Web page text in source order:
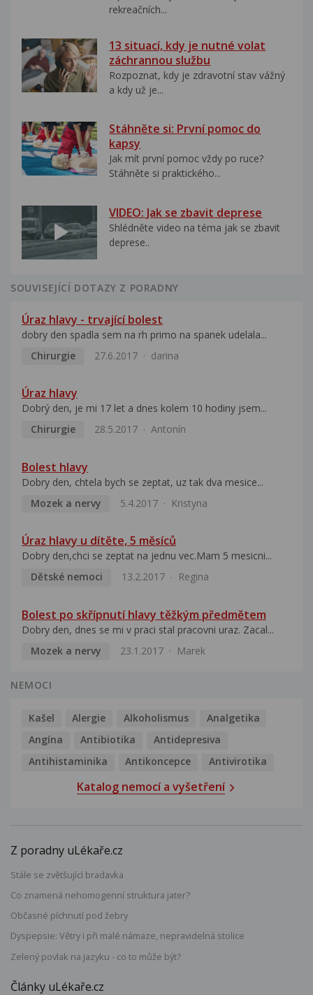
rekreačních...
13 situací, kdy je nutné volat
záchrannou službu
Rozpoznat, kdy je zdravotní stav vážný
a kdy už je...
Stáhněte si: První pomoc do
kapsy
Jak mít první pomoc vždy po ruce?
Stáhněte si praktického...
VIDEO: Jak se zbavit deprese
Shlédněte video na téma jak se zbavit
deprese..
SOUVISEJÍCÍ DOTAZY Z PORADNY
Úraz hlavy - trvající bolest
dobry den spadla sem na rh primo na spanek udelala...
Chirurgie
27.6.2017 darina
Úraz hlavy
Dobrý den, je mi 17 let a dnes kolem 10 hodiny jsem...
Chirurgie
28.5.2017 Antonín
Bolest hlavy
Dobry den, chtela bych se zeptat, uz tak dva mesice...
Mozek a nervy
5.4.2017 Kristyna
Úraz hlavy u dítěte, 5 měsíců
Dobry den,chci se zeptat na jednu vec.Mam 5 mesicni...
Dětské nemoci
13.2.2017 Regina
Bolest po skřípnutí hlavy těžkým předmětem
Dobry den, dnes se mi v praci stal pracovni uraz. Zacal...
Mozek a nervy
23.1.2017 Marek
NEMOCI
Kašel Alergie Alkoholismus
Analgetika
Angína
Antibiotika
Antidepresiva
Antihistaminika
Antikoncepce Antivirotika
Katalog nemocí a vyšetření
Z poradny uLékaře.cz
Stále se zvětšující bradavka
Co znamená nehomogenní struktura jater?
Občasné píchnutí pod žebry
Dyspepsie: Větry i při malé námaze, nepravidelná stolice
Zelený povlak na jazyku - co to může být?
Články uLékaře.cz